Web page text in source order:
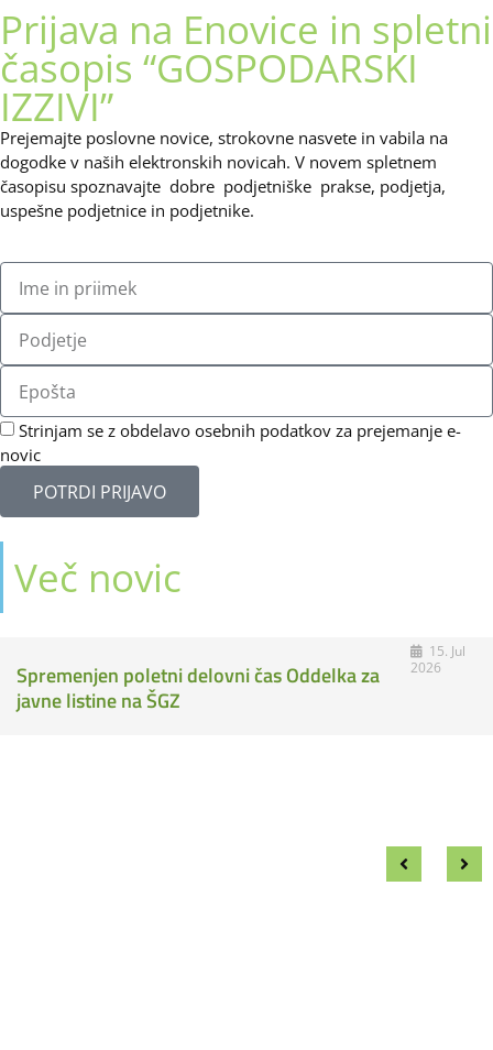
Prijava na Enovice in spletni
časopis “GOSPODARSKI
IZZIVI”
Prejemajte poslovne novice, strokovne nasvete in vabila na
dogodke v naših elektronskih novicah. V novem spletnem
časopisu spoznavajte dobre podjetniške prakse, podjetja,
uspešne podjetnice in podjetnike.
Strinjam se z obdelavo osebnih podatkov za prejemanje e-
novic
POTRDI PRIJAVO
Več novic
FURS ponovno uvaja »davčne počitnice« za
podjetnike in podjetja, računovodje ter davčne
09.
Jul